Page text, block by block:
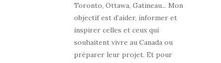
Toronto, Ottawa, Gatineau... Mon
objectif est d’aider, informer et
inspirer celles et ceux qui
souhaitent vivre au Canada ou
préparer leur projet. Et pour